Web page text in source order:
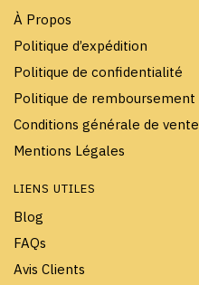
À Propos
Politique d’expédition
Politique de confidentialité
Politique de remboursement
Conditions générale de vente
Mentions Légales
LIENS UTILES
Blog
FAQs
Avis Clients